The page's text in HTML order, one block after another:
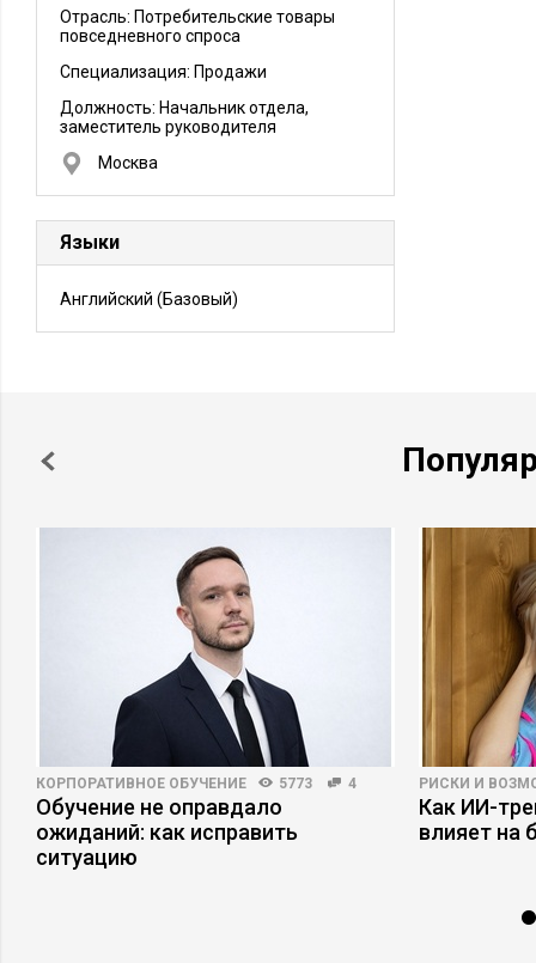
Отрасль: Потребительские товары
повседневного спроса
Специализация: Продажи
Должность: Начальник отдела,
заместитель руководителя
Москва
Языки
Английский (Базовый)
КОРПОРАТИВНОЕ ОБУЧЕНИЕ 5773 4
Обучение не оправдало
ожиданий: как исправить
ситуацию
РИСКИ И
Как ИИ-
влияет на